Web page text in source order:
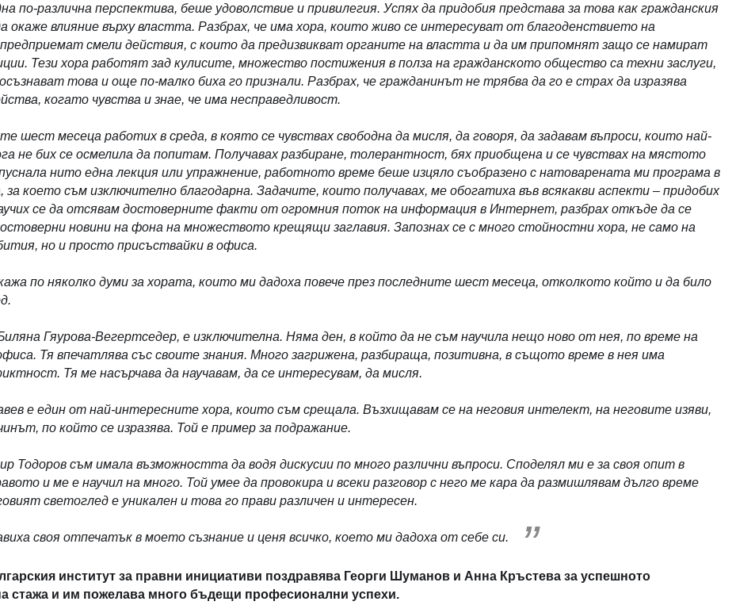
по-различна перспектива, беше удоволствие и привилегия. Успях да придобия представа за това как гражданския
окаже влияние върху властта. Разбрах, че има хора, които живо се интересуват от благоденствието на
смели действия, с които да предизвикват органите на властта и да им припомнят защо се намират
Тези хора работят зад кулисите, множество постижения в полза на гражданското общество са техни заслуги,
това и още по-малко биха го признали. Разбрах, че гражданинът не трябва да го е страх да изразява
когато чувства и знае, че има несправедливост.
шест месеца работих в среда, в която се чувствах свободна да мисля, да говоря, да задавам въпроси, които най-
не бих се осмелила да попитам. Получавах разбиране, толерантност, бях приобщена и се чувствах на мястото
нито една лекция или упражнение, работното време беше изцяло съобразено с натоварената ми програма в
за което съм изключително благодарна. Задачите, които получавах, ме обогатиха във всякакви аспекти – придобих
се да отсявам достоверните факти от огромния поток на информация в Интернет, разбрах откъде да се
новини на фона на множеството крещящи заглавия. Запознах се с много стойностни хора, не само на
но и просто присъствайки в офиса.
по няколко думи за хората, които ми дадоха повече през последните шест месеца, отколкото който и да било
Гяурова-Вегертседер, е изключителна. Няма ден, в който да не съм научила нещо ново от нея, по време на
Тя впечатлява със своите знания. Много загрижена, разбираща, позитивна, в същото време в нея има
Тя ме насърчава да научавам, да се интересувам, да мисля.
е един от най-интересните хора, които съм срещала. Възхищавам се на неговия интелект, на неговите изяви,
по който се изразява. Той е пример за подражание.
Тодоров съм имала възможността да водя дискусии по много различни въпроси. Споделял ми е за своя опит в
и ме е научил на много. Той умее да провокира и всеки разговор с него ме кара да размишлявам дълго време
светоглед е уникален и това го прави различен и интересен.
своя отпечатък в моето съзнание и ценя всичко, което ми дадоха от себе си.
институт за правни инициативи поздравява Георги Шуманов и Анна Кръстева за успешното
стажа и им пожелава много бъдещи професионални успехи.